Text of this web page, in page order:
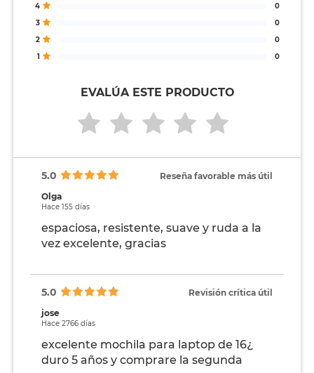
4
0
3
0
2
0
1
0
EVALÚA ESTE PRODUCTO
5.0
Reseña favorable más útil
Olga
Hace 155 días
espaciosa, resistente, suave y ruda a la
vez excelente, gracias
5.0
Revisión crítica útil
jose
Hace 2766 días
excelente mochila para laptop de 16¿
duro 5 años y comprare la segunda